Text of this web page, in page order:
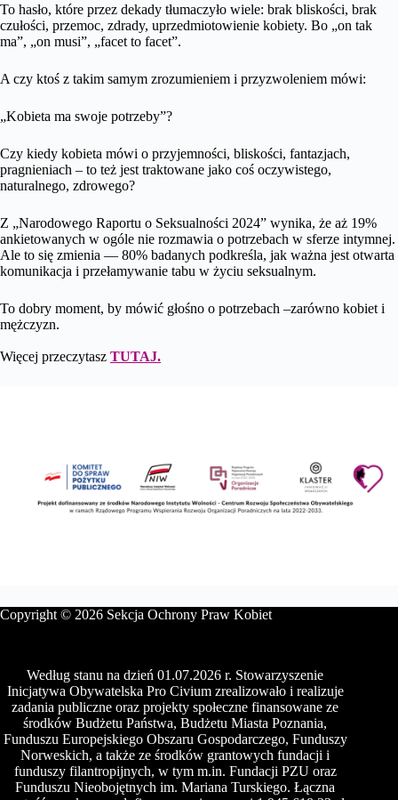
To hasło, które przez dekady tłumaczyło wiele: brak bliskości, brak
czułości, przemoc, zdrady, uprzedmiotowienie kobiety. Bo „on tak
ma”, „on musi”, „facet to facet”.
A czy ktoś z takim samym zrozumieniem i przyzwoleniem mówi:
„Kobieta ma swoje potrzeby”?
Czy kiedy kobieta mówi o przyjemności, bliskości, fantazjach,
pragnieniach – to też jest traktowane jako coś oczywistego,
naturalnego, zdrowego?
Z „Narodowego Raportu o Seksualności 2024” wynika, że aż 19%
ankietowanych w ogóle nie rozmawia o potrzebach w sferze intymnej.
Ale to się zmienia — 80% badanych podkreśla, jak ważna jest otwarta
komunikacja i przełamywanie tabu w życiu seksualnym.
To dobry moment, by mówić głośno o potrzebach –zarówno kobiet i
mężczyzn.
Więcej przeczytasz TUTAJ.
Copyright © 2026 Sekcja Ochrony Praw Kobiet
Według stanu na dzień 01.07.2026 r. Stowarzyszenie
Inicjatywa Obywatelska Pro Civium zrealizowało i realizuje
zadania publiczne oraz projekty społeczne finansowane ze
środków Budżetu Państwa, Budżetu Miasta Poznania,
Funduszu Europejskiego Obszaru Gospodarczego, Funduszy
Norweskich, a także ze środków grantowych fundacji i
funduszy filantropijnych, w tym m.in. Fundacji PZU oraz
Funduszu Nieobojętnych im. Mariana Turskiego. Łączna